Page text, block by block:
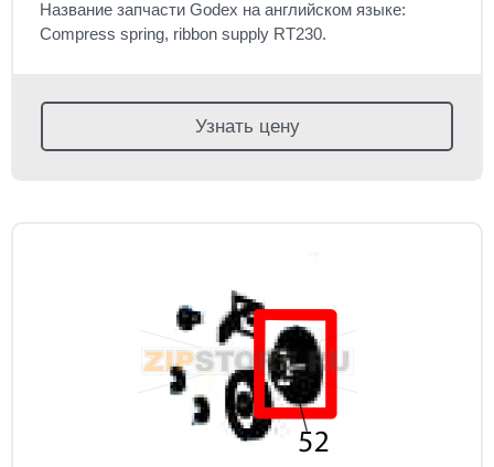
Название запчасти Godex на английском языке:
Compress spring, ribbon supply RT230.
Узнать цену